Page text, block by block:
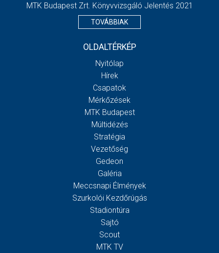
MTK Budapest Zrt. Könyvvizsgáló Jelentés 2021
TOVÁBBIAK
OLDALTÉRKÉP
Nyitólap
Hírek
Csapatok
Mérkőzések
MTK Budapest
Múltidézés
Stratégia
Vezetőség
Gedeon
Galéria
Meccsnapi Élmények
Szurkolói Kezdőrúgás
Stadiontúra
Sajtó
Scout
MTK TV